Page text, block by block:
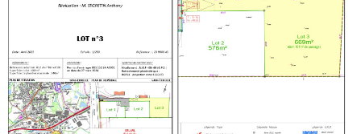
voir le
bien